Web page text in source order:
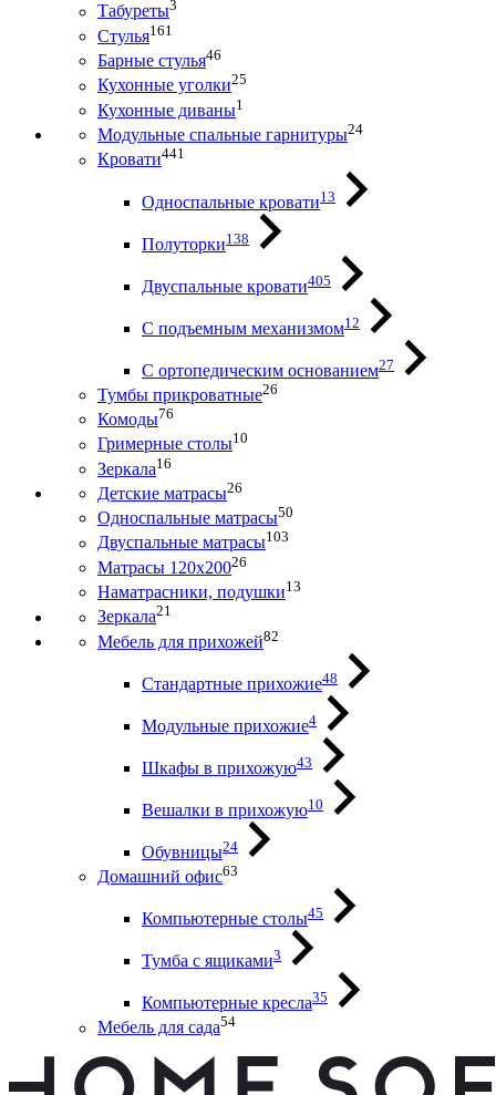
Табуреты3
Стулья161
Барные стулья46
Кухонные уголки25
Кухонные диваны1
Модульные спальные гарнитуры24
Кровати441
Односпальные кровати13
Полуторки138
Двуспальные кровати405
С подъемным механизмом12
С ортопедическим основанием27
Тумбы прикроватные26
Комоды76
Гримерные столы10
Зеркала16
Детские матрасы26
Односпальные матрасы50
Двуспальные матрасы103
Матрасы 120х20026
Наматрасники, подушки13
Зеркала21
Мебель для прихожей82
Стандартные прихожие48
Модульные прихожие4
Шкафы в прихожую43
Вешалки в прихожую10
Обувницы24
Домашний офис63
Компьютерные столы45
Тумба с ящиками3
Компьютерные кресла35
Мебель для сада54